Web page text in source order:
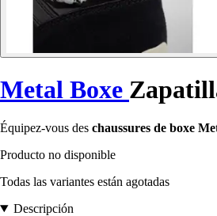
Metal Boxe
Équipez-vous des chaussures de boxe
Producto no disponible
Todas las variantes están agotadas
Descripción